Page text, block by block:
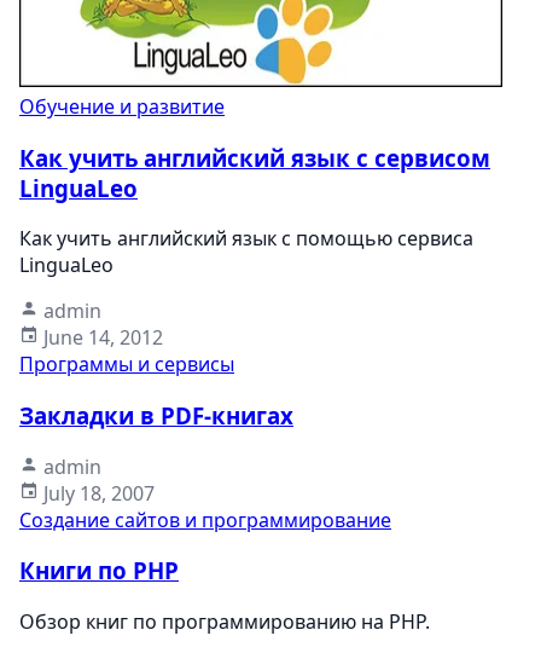
Обучение и развитие
Как учить английский язык с сервисом
LinguaLeo
Как учить английский язык с помощью сервиса
LinguaLeo
admin
June 14, 2012
Программы и сервисы
Закладки в PDF-книгах
admin
July 18, 2007
Создание сайтов и программирование
Книги по PHP
Обзор книг по программированию на PHP.